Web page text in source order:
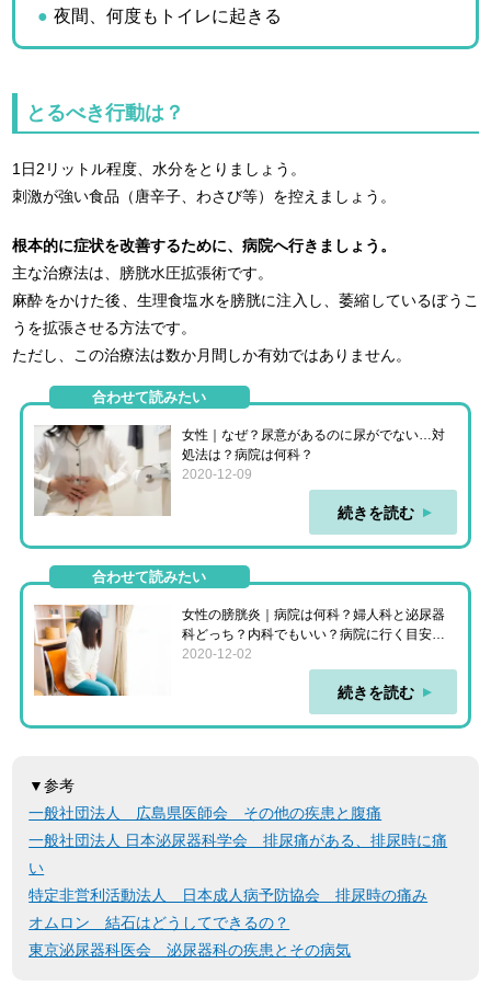
夜間、何度もトイレに起きる
とるべき行動は？
1日2リットル程度、水分をとりましょう。
刺激が強い食品（唐辛子、わさび等）を控えましょう。
根本的に症状を改善するために、病院へ行きましょう。
主な治療法は、膀胱水圧拡張術です。
麻酔をかけた後、生理食塩水を膀胱に注入し、萎縮しているぼうこ
うを拡張させる方法です。
ただし、この治療法は数か月間しか有効ではありません。
合わせて読みたい
女性｜なぜ？尿意があるのに尿がでない…対
処法は？病院は何科？
2020-12-09
続きを読む
合わせて読みたい
女性の膀胱炎｜病院は何科？婦人科と泌尿器
科どっち？内科でもいい？病院に行く目安
は？
2020-12-02
続きを読む
▼参考
一般社団法人 広島県医師会 その他の疾患と腹痛
一般社団法人 日本泌尿器科学会 排尿痛がある、排尿時に痛
い
特定非営利活動法人 日本成人病予防協会 排尿時の痛み
オムロン 結石はどうしてできるの？
東京泌尿器科医会 泌尿器科の疾患とその病気